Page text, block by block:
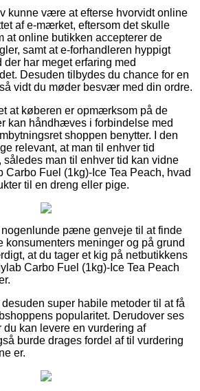
kunne være at efterse hvorvidt online
af e-mærket, eftersom det skulle
at online butikken accepterer de
samt at e-forhandleren hyppigt
har meget erfaring med
Desuden tilbydes du chance for en
vidt du møder besvær med din ordre.
at køberen er opmærksom på de
kan håndhæves i forbindelse med
shoppen benytter. I den
relevant, at man til enhver tid
således man til enhver tid kan vidne
Carbo Fuel (1kg)-Ice Tea Peach, hvad
til en dreng eller pige.
pæne genveje til at finde
konsumenters meninger og på grund
at du tager et kig på netbutikkens
Carbo Fuel (1kg)-Ice Tea Peach
super habile metoder til at få
popularitet. Derudover ses
du kan levere en vurdering af
burde drages fordel af til vurdering
er.